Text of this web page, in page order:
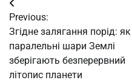
Post
navigation
Previous:
Згідне залягання порід: як
паралельні шари Землі
зберігають безперервний
літопис планети